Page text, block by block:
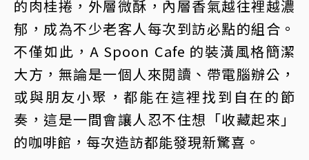
的肉桂捲，外層微酥，內層香氣越往裡越濃
郁，成為不少老客人每次到訪必點的組合。
不僅如此，A Spoon Cafe 的裝潢風格簡潔
大方，無論是一個人來閱讀、帶電腦辦公，
或與朋友小聚，都能在這裡找到自在的節
奏，這是一間會讓人忍不住想「收藏起來」
的咖啡館，每次造訪都能發現新驚喜。